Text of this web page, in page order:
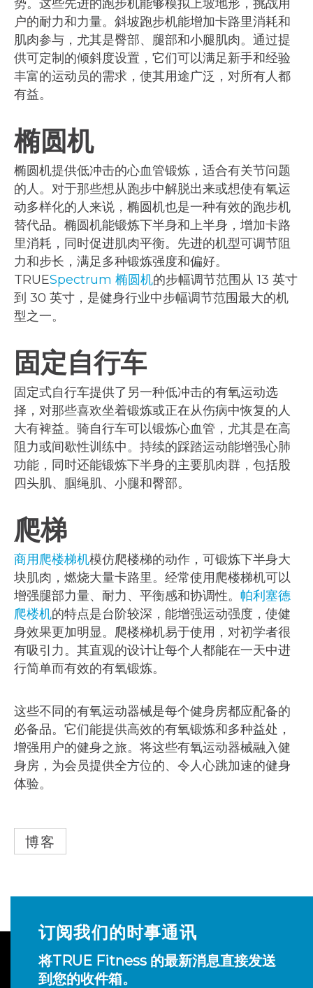
势。这些先进的跑步机能够模拟上坡地形，挑战用
户的耐力和力量。斜坡跑步机能增加卡路里消耗和
肌肉参与，尤其是臀部、腿部和小腿肌肉。通过提
供可定制的倾斜度设置，它们可以满足新手和经验
丰富的运动员的需求，使其用途广泛，对所有人都
有益。
椭圆机
椭圆机提供低冲击的心血管锻炼，适合有关节问题
的人。对于那些想从跑步中解脱出来或想使有氧运
动多样化的人来说，椭圆机也是一种有效的跑步机
替代品。椭圆机能锻炼下半身和上半身，增加卡路
里消耗，同时促进肌肉平衡。先进的机型可调节阻
力和步长，满足多种锻炼强度和偏好。
TRUESpectrum 椭圆机的步幅调节范围从 13 英寸
到 30 英寸，是健身行业中步幅调节范围最大的机
型之一。
固定自行车
固定式自行车提供了另一种低冲击的有氧运动选
择，对那些喜欢坐着锻炼或正在从伤病中恢复的人
大有裨益。骑自行车可以锻炼心血管，尤其是在高
阻力或间歇性训练中。持续的踩踏运动能增强心肺
功能，同时还能锻炼下半身的主要肌肉群，包括股
四头肌、腘绳肌、小腿和臀部。
爬梯
商用爬楼梯机模仿爬楼梯的动作，可锻炼下半身大
块肌肉，燃烧大量卡路里。经常使用爬楼梯机可以
增强腿部力量、耐力、平衡感和协调性。 帕利塞德
爬楼机的特点是台阶较深，能增强运动强度，使健
身效果更加明显。爬楼梯机易于使用，对初学者很
有吸引力。其直观的设计让每个人都能在一天中进
行简单而有效的有氧锻炼。
这些不同的有氧运动器械是每个健身房都应配备的
必备品。它们能提供高效的有氧锻炼和多种益处，
增强用户的健身之旅。将这些有氧运动器械融入健
身房，为会员提供全方位的、令人心跳加速的健身
体验。
博客
订阅我们的时事通讯
将TRUE Fitness 的最新消息直接发送
到您的收件箱。